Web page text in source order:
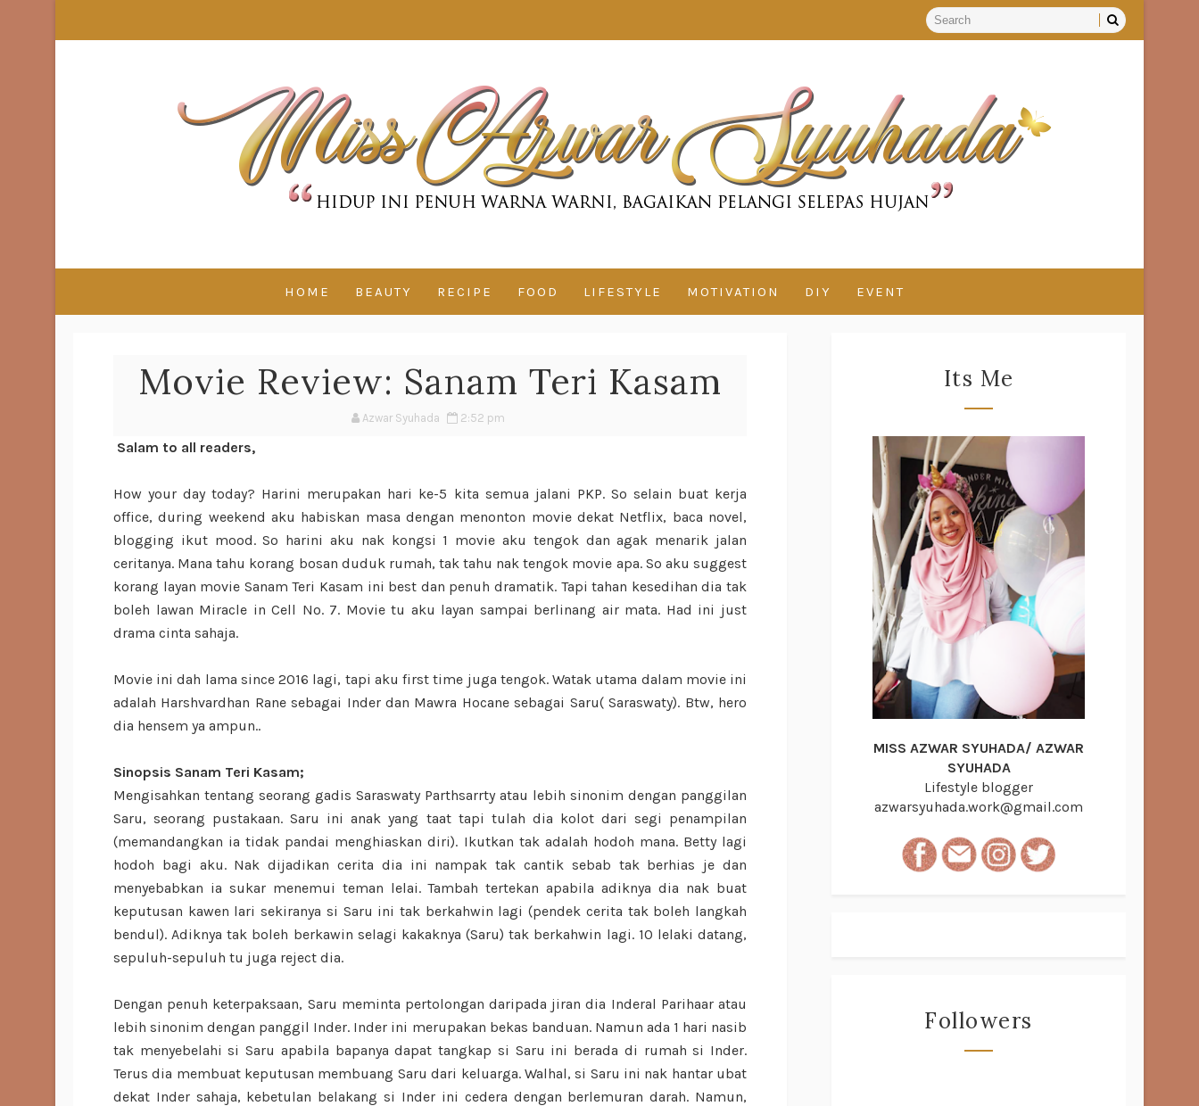
HOME BEAUTY RECIPE FOOD LIFESTYLE MOTIVATION DIY EVENT
Movie Review: Sanam Teri Kasam
Azwar Syuhada 2:52 pm
Salam to all readers,
How your day today? Harini merupakan hari ke-5 kita semua jalani PKP. So selain buat kerja
office, during weekend aku habiskan masa dengan menonton movie dekat Netflix, baca novel,
blogging ikut mood. So harini aku nak kongsi 1 movie aku tengok dan agak menarik jalan
ceritanya. Mana tahu korang bosan duduk rumah, tak tahu nak tengok movie apa. So aku suggest
korang layan movie Sanam Teri Kasam ini best dan penuh dramatik. Tapi tahan kesedihan dia tak
boleh lawan Miracle in Cell No. 7. Movie tu aku layan sampai berlinang air mata. Had ini just
drama cinta sahaja.
Movie ini dah lama since 2016 lagi, tapi aku first time juga tengok. Watak utama dalam movie ini
adalah Harshvardhan Rane sebagai Inder dan Mawra Hocane sebagai Saru( Saraswaty). Btw, hero
dia hensem ya ampun..
Sinopsis Sanam Teri Kasam;
Mengisahkan tentang seorang gadis Saraswaty Parthsarrty atau lebih sinonim dengan panggilan
Saru, seorang pustakaan. Saru ini anak yang taat tapi tulah dia kolot dari segi penampilan
(memandangkan ia tidak pandai menghiaskan diri). Ikutkan tak adalah hodoh mana. Betty lagi
hodoh bagi aku. Nak dijadikan cerita dia ini nampak tak cantik sebab tak berhias je dan
menyebabkan ia sukar menemui teman lelai. Tambah tertekan apabila adiknya dia nak buat
keputusan kawen lari sekiranya si Saru ini tak berkahwin lagi (pendek cerita tak boleh langkah
bendul). Adiknya tak boleh berkawin selagi kakaknya (Saru) tak berkahwin lagi. 10 lelaki datang,
sepuluh-sepuluh tu juga reject dia.
Dengan penuh keterpaksaan, Saru meminta pertolongan daripada jiran dia Inderal Parihaar atau
lebih sinonim dengan panggil Inder. Inder ini merupakan bekas banduan. Namun ada 1 hari nasib
tak menyebelahi si Saru apabila bapanya dapat tangkap si Saru ini berada di rumah si Inder.
Terus dia membuat keputusan membuang Saru dari keluarga. Walhal, si Saru ini nak hantar ubat
dekat Inder sahaja, kebetulan belakang si Inder ini cedera dengan berlemuran darah. Namun,
Its Me
MISS AZWAR SYUHADA/ AZWAR
SYUHADA
Lifestyle blogger
azwarsyuhada.work@gmail.com
Followers